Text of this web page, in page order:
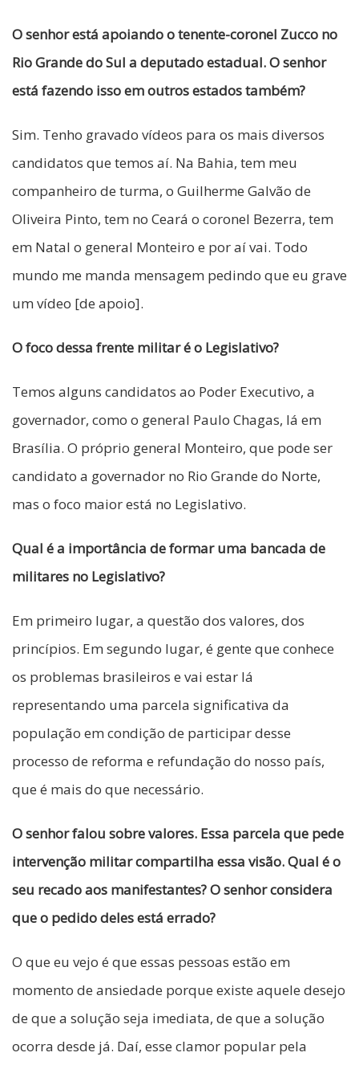
O senhor está apoiando o tenente-coronel Zucco no
Rio Grande do Sul a deputado estadual. O senhor
está fazendo isso em outros estados também?
Sim. Tenho gravado vídeos para os mais diversos
candidatos que temos aí. Na Bahia, tem meu
companheiro de turma, o Guilherme Galvão de
Oliveira Pinto, tem no Ceará o coronel Bezerra, tem
em Natal o general Monteiro e por aí vai. Todo
mundo me manda mensagem pedindo que eu grave
um vídeo [de apoio].
O foco dessa frente militar é o Legislativo?
Temos alguns candidatos ao Poder Executivo, a
governador, como o general Paulo Chagas, lá em
Brasília. O próprio general Monteiro, que pode ser
candidato a governador no Rio Grande do Norte,
mas o foco maior está no Legislativo.
Qual é a importância de formar uma bancada de
militares no Legislativo?
Em primeiro lugar, a questão dos valores, dos
princípios. Em segundo lugar, é gente que conhece
os problemas brasileiros e vai estar lá
representando uma parcela significativa da
população em condição de participar desse
processo de reforma e refundação do nosso país,
que é mais do que necessário.
O senhor falou sobre valores. Essa parcela que pede
intervenção militar compartilha essa visão. Qual é o
seu recado aos manifestantes? O senhor considera
que o pedido deles está errado?
O que eu vejo é que essas pessoas estão em
momento de ansiedade porque existe aquele desejo
de que a solução seja imediata, de que a solução
ocorra desde já. Daí, esse clamor popular pela